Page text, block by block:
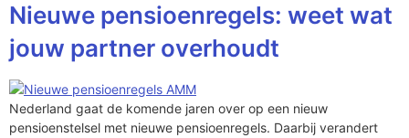
Nieuwe pensioenregels: weet wat
jouw partner overhoudt
Nederland gaat de komende jaren over op een nieuw
pensioenstelsel met nieuwe pensioenregels. Daarbij verandert